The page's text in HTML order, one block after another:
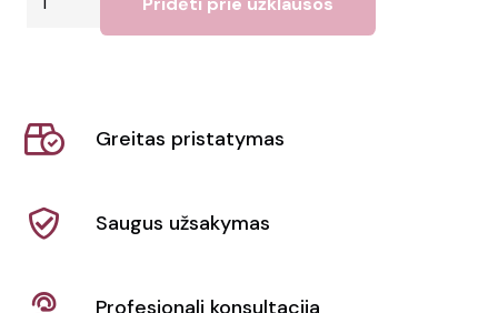
cm)
Greitas pristatymas
Saugus užsakymas
Profesionali konsultacija